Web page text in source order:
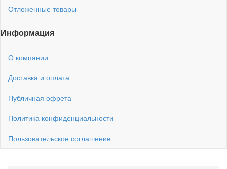
Отложенные товары
Информация
О компании
Доставка и оплата
Публичная офрета
Политика конфиденциальности
Пользовательское соглашение